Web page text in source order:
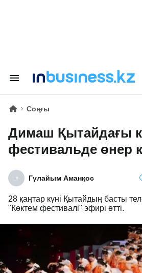
Соңғы
Димаш Қытайдағы
фестивальде өнер
Гүлайым Аманқос
28 қаңтар күні Қытайдың басты
"Көктем фестивалі" эфирі өтті.